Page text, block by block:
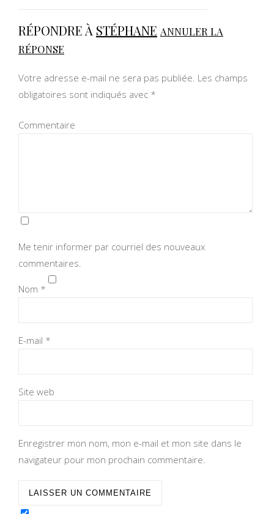
RÉPONDRE À STÉPHANE ANNULER LA
RÉPONSE
Votre adresse e-mail ne sera pas publiée. Les champs
obligatoires sont indiqués avec *
Commentaire
Me tenir informer par courriel des nouveaux
commentaires.
Nom *
E-mail *
Site web
Enregistrer mon nom, mon e-mail et mon site dans le
navigateur pour mon prochain commentaire.